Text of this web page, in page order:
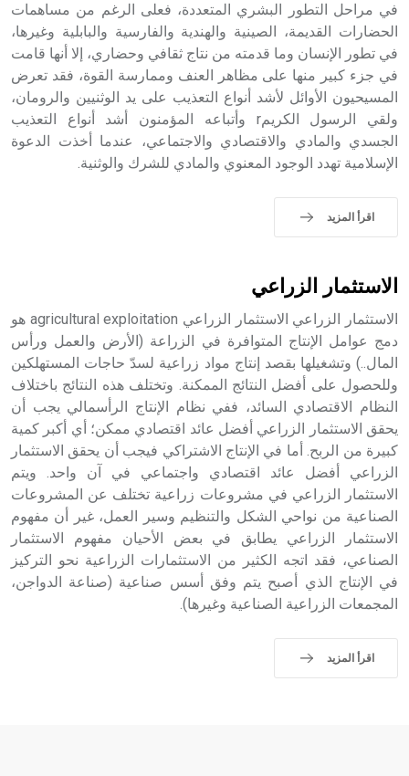
- هل تعلم أن الأبجدية الكنعانية تتألف من /22/ علامة كتابية
sign تكتب منفصلة غير متصلة، وتعتمد المبدأ الأكوروفوني،
حيث تقتصر القيمة الصوتية للعلامة الك
في مراحل التطور البشري المتعددة، فعلى الرغم من مساهمات
الحضارات القديمة، الصينية والهندية والفارسية والبابلية وغيرها،
في تطور الإنسان وما قدمته من نتاج ثقافي وحضاري، إلا أنها قامت
في جزء كبير منها على مظاهر العنف وممارسة القوة، فقد تعرض
المسيحيون الأوائل لأشد أنواع التعذيب على يد الوثنيين والرومان،
ولقي الرسول الكريمr وأتباعه المؤمنون أشد أنواع التعذيب
الجسدي والمادي والاقتصادي والاجتماعي، عندما أخذت الدعوة
الإسلامية تهدد الوجود المعنوي والمادي للشرك والوثنية.
اقرأ المزيد
الاستثمار الزراعي
الاستثمار الزراعي الاستثمار الزراعي agricultural exploitation هو
دمج عوامل الإنتاج المتوافرة في الزراعة (الأرض والعمل ورأس
المال..) وتشغيلها بقصد إنتاج مواد زراعية لسدّ حاجات المستهلكين
وللحصول على أفضل النتائج الممكنة. وتختلف هذه النتائج باختلاف
النظام الاقتصادي السائد، ففي نظام الإنتاج الرأسمالي يجب أن
يحقق الاستثمار الزراعي أفضل عائد اقتصادي ممكن؛ أي أكبر كمية
كبيرة من الربح. أما في الإنتاج الاشتراكي فيجب أن يحقق الاستثمار
الزراعي أفضل عائد اقتصادي واجتماعي في آن واحد. ويتم
الاستثمار الزراعي في مشروعات زراعية تختلف عن المشروعات
الصناعية من نواحي الشكل والتنظيم وسير العمل، غير أن مفهوم
الاستثمار الزراعي يطابق في بعض الأحيان مفهوم الاستثمار
الصناعي، فقد اتجه الكثير من الاستثمارات الزراعية نحو التركيز
في الإنتاج الذي أصبح يتم وفق أسس صناعية (صناعة الدواجن،
المجمعات الزراعية الصناعية وغيرها).
اقرأ المزيد